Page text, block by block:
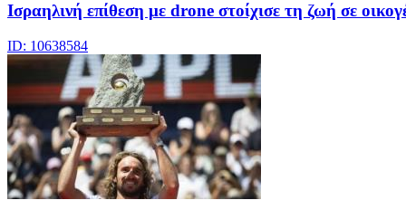
Iσραηλινή επίθεση με drone στοίχισε τη ζωή σε
ID: 10638584